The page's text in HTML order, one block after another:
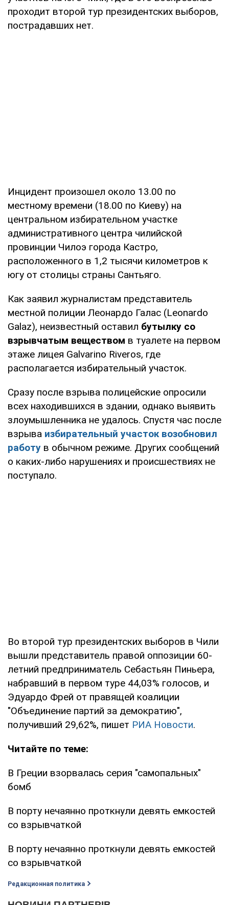
проходит второй тур президентских выборов,
пострадавших нет.
Инцидент произошел около 13.00 по
местному времени (18.00 по Киеву) на
центральном избирательном участке
административного центра чилийской
провинции Чилоэ города Кастро,
расположенного в 1,2 тысячи километров к
югу от столицы страны Сантьяго.
Как заявил журналистам представитель
местной полиции Леонардо Галас (Leonardo
Galaz), неизвестный оставил бутылку со
взрывчатым веществом в туалете на первом
этаже лицея Galvarino Riveros, где
располагается избирательный участок.
Сразу после взрыва полицейские опросили
всех находившихся в здании, однако выявить
злоумышленника не удалось. Спустя час после
взрыва избирательный участок возобновил
работу в обычном режиме. Других сообщений
о каких-либо нарушениях и происшествиях не
поступало.
Во второй тур президентских выборов в Чили
вышли представитель правой оппозиции 60-
летний предприниматель Себастьян Пиньера,
набравший в первом туре 44,03% голосов, и
Эдуардо Фрей от правящей коалиции
"Объединение партий за демократию",
получивший 29,62%, пишет РИА Новости.
Читайте по теме:
В Греции взорвалась серия "самопальных"
бомб
В порту нечаянно проткнули девять емкостей
со взрывчаткой
В порту нечаянно проткнули девять емкостей
со взрывчаткой
Редакционная политика